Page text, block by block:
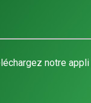
notre